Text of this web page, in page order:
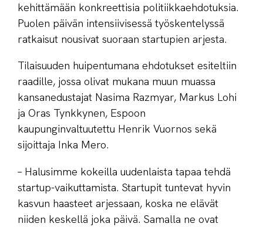
kehittämään konkreettisia politiikkaehdotuksia.
Puolen päivän intensiivisessä työskentelyssä
ratkaisut nousivat suoraan startupien arjesta.
Tilaisuuden huipentumana ehdotukset esiteltiin
raadille, jossa olivat mukana muun muassa
kansanedustajat Nasima Razmyar, Markus Lohi
ja Oras Tynkkynen, Espoon
kaupunginvaltuutettu Henrik Vuornos sekä
sijoittaja Inka Mero.
– Halusimme kokeilla uudenlaista tapaa tehdä
startup-vaikuttamista. Startupit tuntevat hyvin
kasvun haasteet arjessaan, koska ne elävät
niiden keskellä joka päivä. Samalla ne ovat